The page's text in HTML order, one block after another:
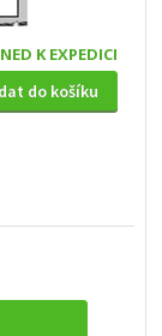
K EXPEDICI
do košíku